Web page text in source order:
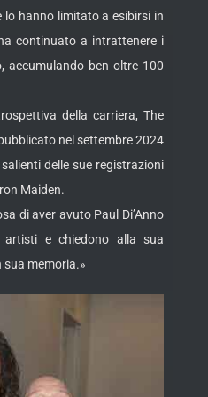
lo hanno limitato a esibirsi in
continuato a intrattenere i
ben oltre 100
della carriera, The
nel settembre 2024
delle sue registrazioni
Maiden.
di aver avuto Paul Di’Anno
e chiedono alla sua
sua memoria.»